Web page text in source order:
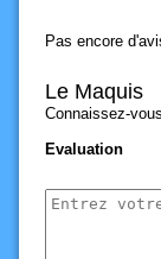
Pas encore
Le Maquis
Connaissez-
Evaluation